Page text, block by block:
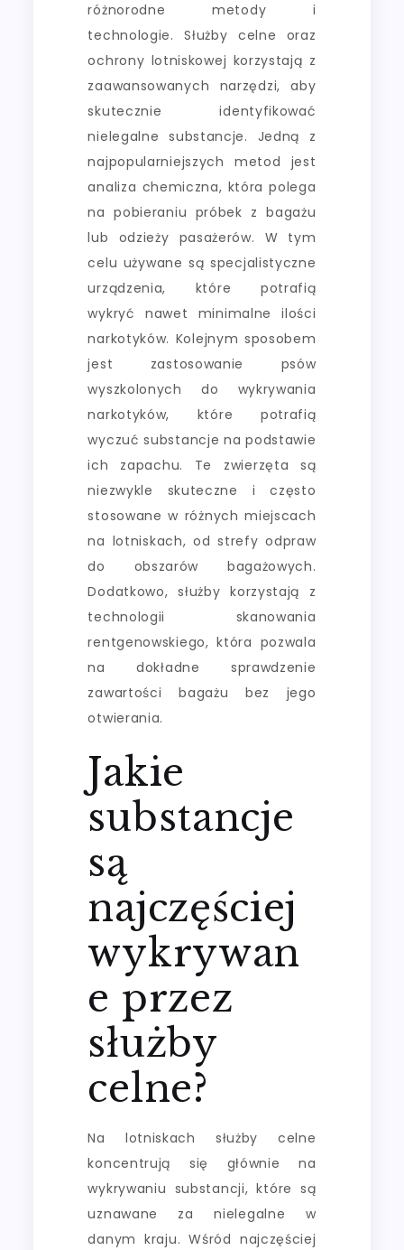
różnorodne metody i
technologie. Służby celne oraz
ochrony lotniskowej korzystają z
zaawansowanych narzędzi, aby
skutecznie identyfikować
nielegalne substancje. Jedną z
najpopularniejszych metod jest
analiza chemiczna, która polega
na pobieraniu próbek z bagażu
lub odzieży pasażerów. W tym
celu używane są specjalistyczne
urządzenia, które potrafią
wykryć nawet minimalne ilości
narkotyków. Kolejnym sposobem
jest zastosowanie psów
wyszkolonych do wykrywania
narkotyków, które potrafią
wyczuć substancje na podstawie
ich zapachu. Te zwierzęta są
niezwykle skuteczne i często
stosowane w różnych miejscach
na lotniskach, od strefy odpraw
do obszarów bagażowych.
Dodatkowo, służby korzystają z
technologii skanowania
rentgenowskiego, która pozwala
na dokładne sprawdzenie
zawartości bagażu bez jego
otwierania.
Jakie
substancje
są
najczęściej
wykrywan
e przez
służby
celne?
Na lotniskach służby celne
koncentrują się głównie na
wykrywaniu substancji, które są
uznawane za nielegalne w
danym kraju. Wśród najczęściej